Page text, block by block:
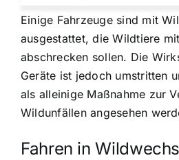
Einige Fahrzeuge sind mit
ausgestattet, die Wildtiere
abschrecken sollen. Die
Geräte ist jedoch umstritten
als alleinige Maßnahme zur
Wildunfällen angesehen
Fahren in